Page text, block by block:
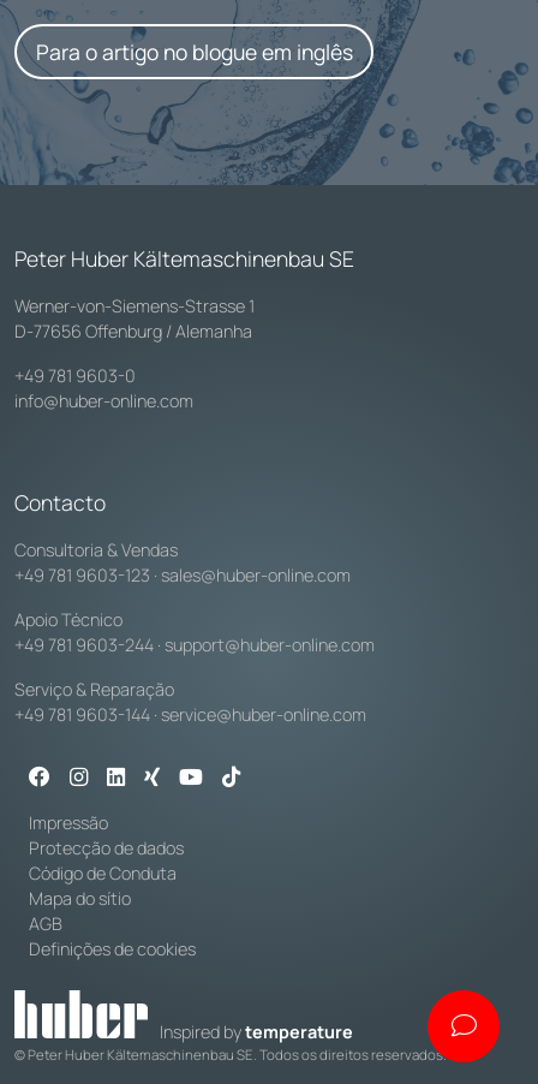
Para o artigo no blogue em inglês
Peter Huber Kältemaschinenbau SE
Werner-von-Siemens-Strasse 1
D-77656 Offenburg / Alemanha
+49 781 9603-0
info@huber-online.com
Contacto
Consultoria & Vendas
+49 781 9603-123 · sales@huber-online.com
Apoio Técnico
+49 781 9603-244 · support@huber-online.com
Serviço & Reparação
+49 781 9603-144 · service@huber-online.com
Impressão
Protecção de dados
Código de Conduta
Mapa do sítio
AGB
Definições de cookies
Inspired bytemperature
© Peter Huber Kältemaschinenbau SE. Todos os direitos reservados.